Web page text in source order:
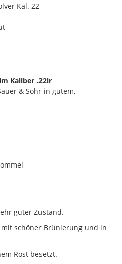
Kal. 22
Kaliber .22lr
& Sohr in gutem,
guter Zustand.
schöner Brünierung und in
Rost besetzt.